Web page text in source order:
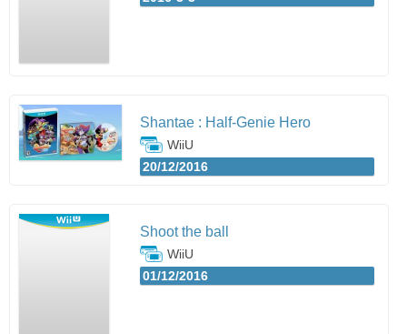
Shantae : Half-Genie Hero
WiiU
20/12/2016
Shoot the ball
WiiU
01/12/2016